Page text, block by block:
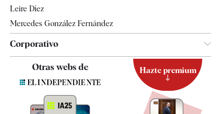
Leire Díez
Mercedes González Fernández
Corporativo
Contacto
Otras webs de Hazte premium